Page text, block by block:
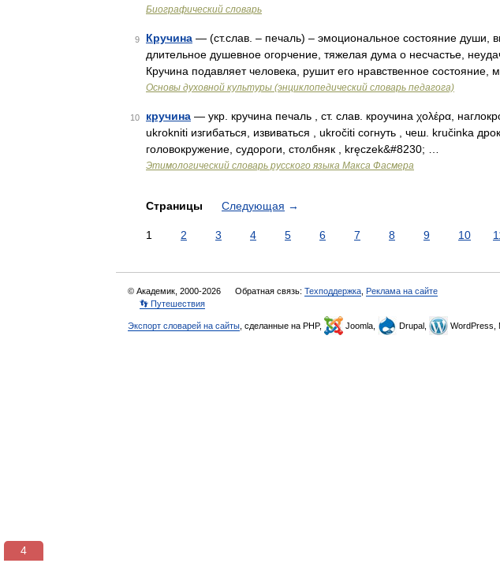
Биографический словарь
9 Кручина — (ст.слав. – печаль) – эмоциональное состояние души,
длительное душевное огорчение, тяжелая дума о несчастье,
Кручина подавляет человека, рушит его нравственное состояние,
Основы духовной культуры (энциклопедический словарь педагога)
10 кручина — укр. кручина печаль , ст. слав. кроучина χολέρα,
ukrokniti изгибаться, извиваться , ukročiti согнуть , чеш. kručinkа
головокружение, судороги, столбняк , kręczek&#8230; …
Этимологический словарь русского языка Макса Фасмера
Страницы Следующая →
1 2 3 4 5 6 7 8 9 10
© Академик, 2000-2026 Обратная связь: Техподдержка Реклама на сайте
👣 Путешествия
Экспорт словарей на сайты , сделанные на PHP, Joomla, Drupal, WordPress,
3